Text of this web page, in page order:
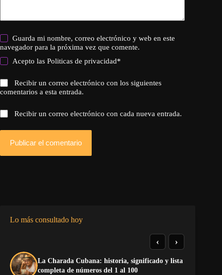
Guarda mi nombre, correo electrónico y web en este
navegador para la próxima vez que comente.
Acepto lasPoliticas de privacidad*
Recibir un correo electrónico con los siguientes
comentarios a esta entrada.
Recibir un correo electrónico con cada nueva entrada.
Publicar el comentario
Lo más consultado hoy
La Charada Cubana: historia, significado y lista
completa de números del 1 al 100
‹ ›